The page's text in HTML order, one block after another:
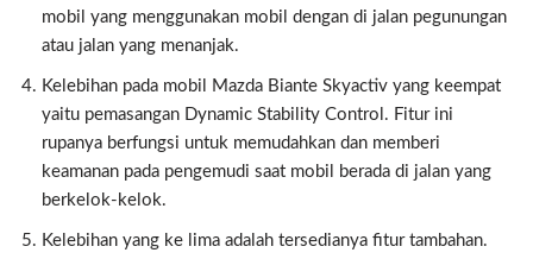
mobil yang menggunakan mobil dengan di jalan pegunungan
atau jalan yang menanjak.
Kelebihan pada mobil Mazda Biante Skyactiv yang keempat
yaitu pemasangan Dynamic Stability Control. Fitur ini
rupanya berfungsi untuk memudahkan dan memberi
keamanan pada pengemudi saat mobil berada di jalan yang
berkelok-kelok.
Kelebihan yang ke lima adalah tersedianya fitur tambahan.